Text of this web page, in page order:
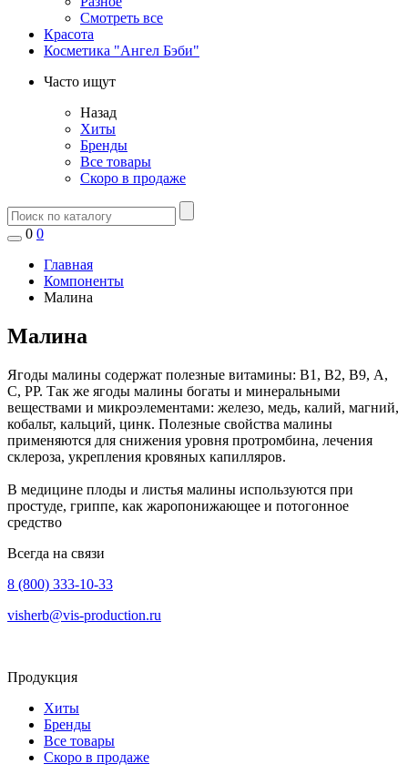
Смотреть все
Красота
Косметика "Ангел Бэби"
Часто ищут
Назад
Хиты
Бренды
Все товары
Скоро в продаже
0 0
Главная
Компоненты
Малина
Малина
Ягоды малины содержат полезные витамины: В1, В2, В9, А,
С, РР. Так же ягоды малины богаты и минеральными
веществами и микроэлементами: железо, медь, калий, магний,
кобальт, кальций, цинк. Полезные свойства малины
применяются для снижения уровня протромбина, лечения
склероза, укрепления кровяных капилляров.
В медицине плоды и листья малины используются при
простуде, гриппе, как жаропонижающее и потогонное
средство
Всегда на связи
8 (800) 333-10-33
visherb@vis-production.ru
Продукция
Хиты
Бренды
Все товары
Скоро в продаже